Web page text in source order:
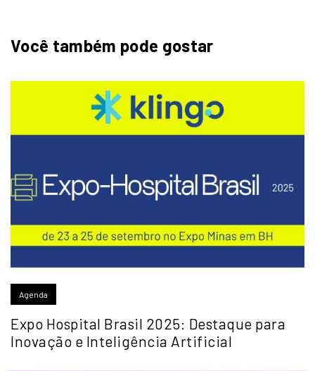
Você também pode gostar
Agenda
Expo Hospital Brasil 2025: Destaque para
Inovação e Inteligência Artificial